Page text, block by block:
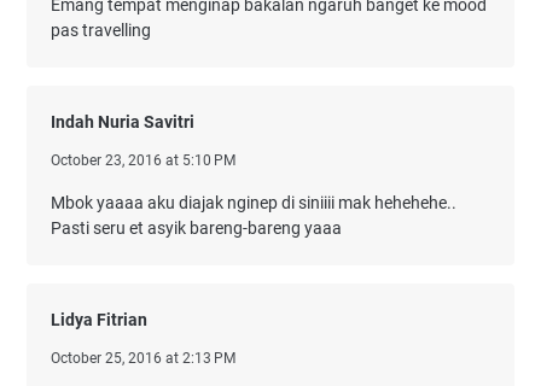
Emang tempat menginap bakalan ngaruh banget ke mood
pas travelling
Indah Nuria Savitri
October 23, 2016 at 5:10 PM
Mbok yaaaa aku diajak nginep di siniiii mak hehehehe..
Pasti seru et asyik bareng-bareng yaaa
Lidya Fitrian
October 25, 2016 at 2:13 PM